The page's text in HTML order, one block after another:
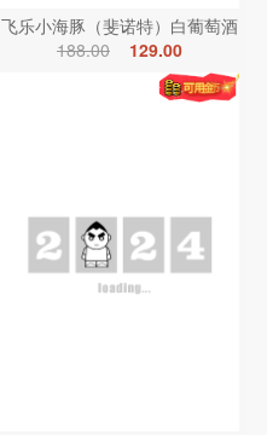
飞乐小海豚（斐诺特）白葡萄酒
188.00
129.00